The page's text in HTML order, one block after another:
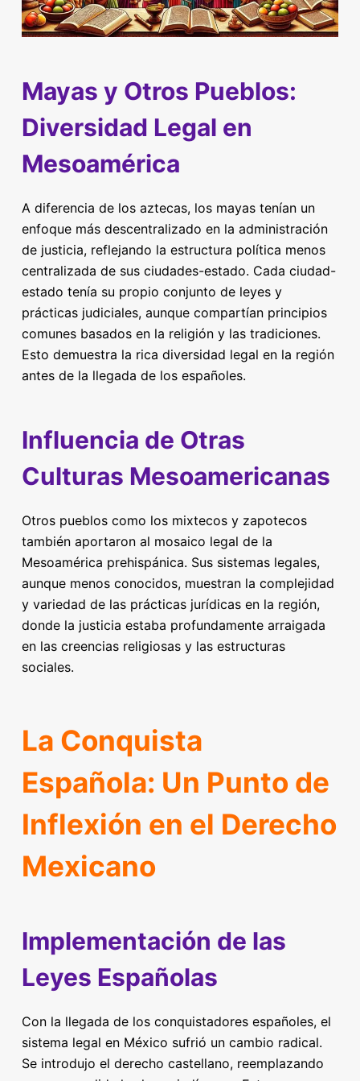
Mayas y Otros Pueblos:
Diversidad Legal en
Mesoamérica
A diferencia de los aztecas, los mayas tenían un
enfoque más descentralizado en la administración
de justicia, reflejando la estructura política menos
centralizada de sus ciudades-estado. Cada ciudad-
estado tenía su propio conjunto de leyes y
prácticas judiciales, aunque compartían principios
comunes basados en la religión y las tradiciones.
Esto demuestra la rica diversidad legal en la región
antes de la llegada de los españoles.
Influencia de Otras
Culturas Mesoamericanas
Otros pueblos como los mixtecos y zapotecos
también aportaron al mosaico legal de la
Mesoamérica prehispánica. Sus sistemas legales,
aunque menos conocidos, muestran la complejidad
y variedad de las prácticas jurídicas en la región,
donde la justicia estaba profundamente arraigada
en las creencias religiosas y las estructuras
sociales.
La Conquista
Española: Un Punto de
Inflexión en el Derecho
Mexicano
Implementación de las
Leyes Españolas
Con la llegada de los conquistadores españoles, el
sistema legal en México sufrió un cambio radical.
Se introdujo el derecho castellano, reemplazando